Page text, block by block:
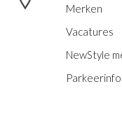
Merken
Vacatures
NewStyle
Parkeerinfo